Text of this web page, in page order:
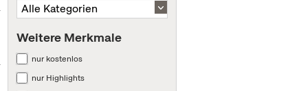
Weitere Merkmale
nur kostenlos
nur Highlights